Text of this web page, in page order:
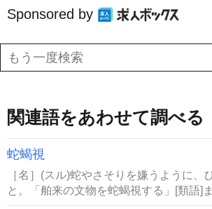
Sponsored by
関連語をあわせて調べる
蛇蝎視
［名］(スル)蛇やさそりを嫌うように、
と。「舶来の文物を蛇蝎視する」[類語]